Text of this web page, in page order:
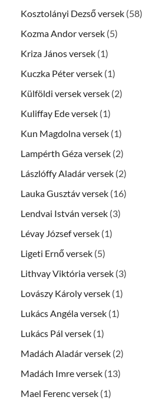
Kosztolányi Dezső versek (58)
Kozma Andor versek (5)
Kriza János versek (1)
Kuczka Péter versek (1)
Külföldi versek versek (2)
Kuliffay Ede versek (1)
Kun Magdolna versek (1)
Lampérth Géza versek (2)
Lászlóffy Aladár versek (2)
Lauka Gusztáv versek (16)
Lendvai István versek (3)
Lévay József versek (1)
Ligeti Ernő versek (5)
Lithvay Viktória versek (3)
Lovászy Károly versek (1)
Lukács Angéla versek (1)
Lukács Pál versek (1)
Madách Aladár versek (2)
Madách Imre versek (13)
Mael Ferenc versek (1)